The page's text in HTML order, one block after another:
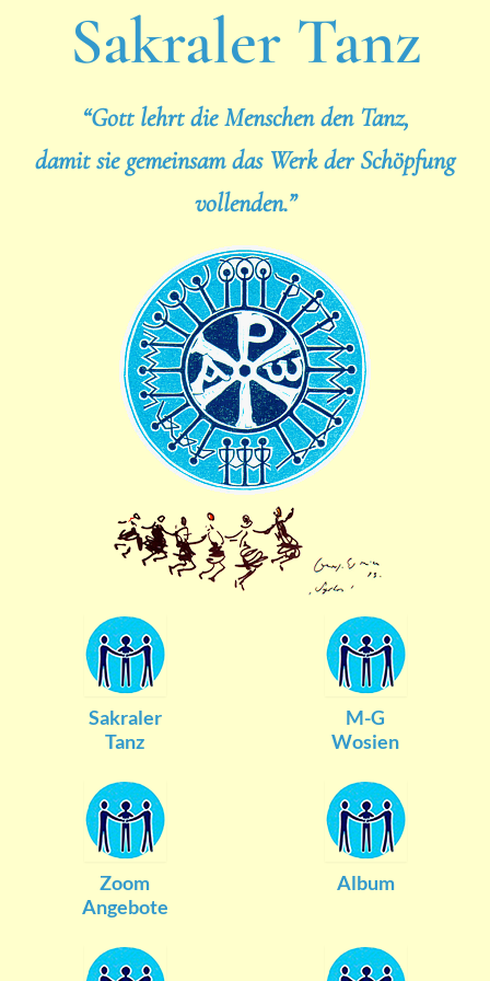
Sakraler Tanz
“Gott lehrt die Menschen den Tanz,
damit sie gemeinsam das Werk der Schöpfung
vollenden.”
Sakraler
Tanz
M-G
Wosien
Zoom
Angebote
Album